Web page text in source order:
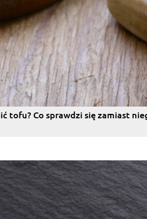
tofu? Co sprawdzi się zamiast